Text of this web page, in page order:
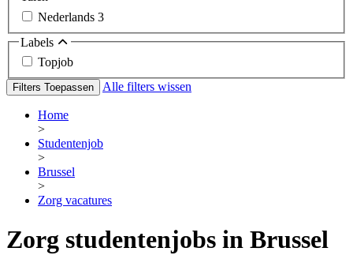
Nederlands 3
Labels
Topjob
Filters Toepassen Alle filters wissen
Home
>
Studentenjob
>
Brussel
>
Zorg vacatures
Zorg studentenjobs in Brussel